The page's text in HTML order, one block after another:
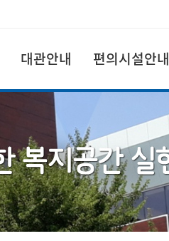
대관안내 편의시설안내